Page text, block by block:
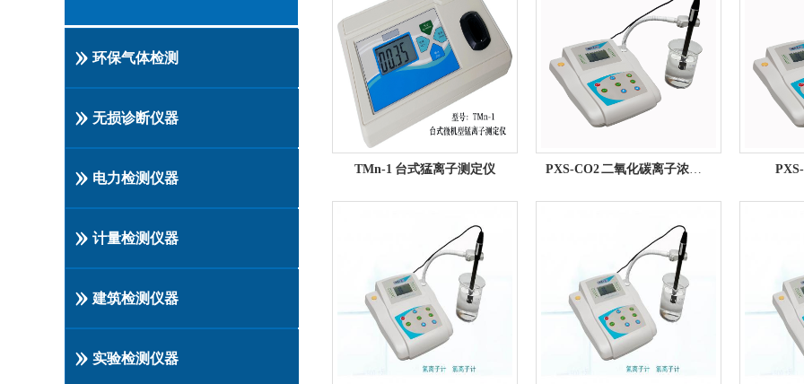
环保气体检测
无损诊断仪器
电力检测仪器
计量检测仪器
建筑检测仪器
实验检测仪器
TMn-1 台式猛离子测定仪 PXS-CO2 二氧化碳离子浓度...